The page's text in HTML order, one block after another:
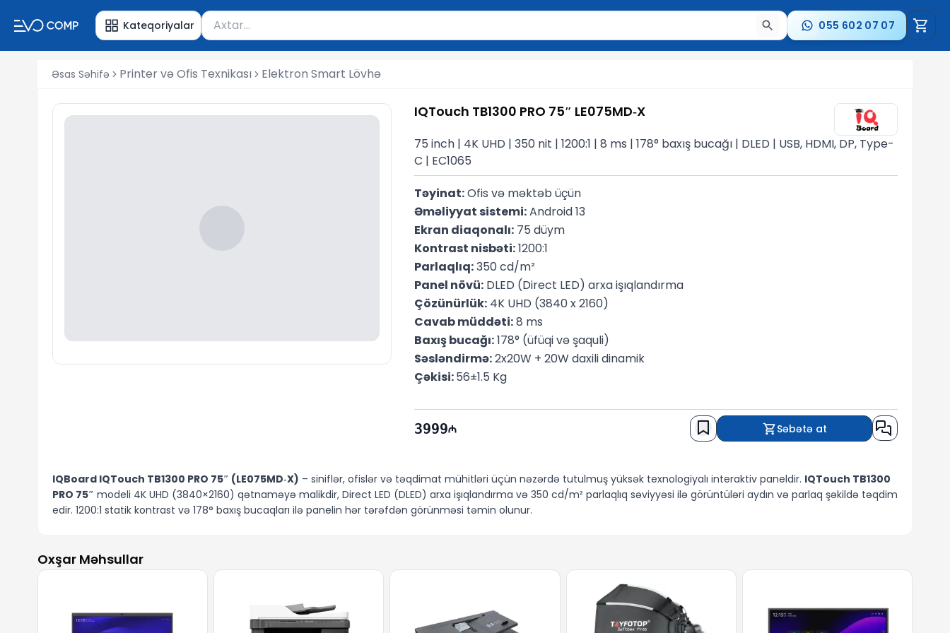
Kateqoriyalar Məhsul axtar
Axtarış üçün ən azı 2 simvol yazın. Göndərmək üçün Enter düyməsini basın və ya nəticələr arasında keçid etmək üçün ox
055 602 07 07
Əsas Səhifə Printer və Ofis Texnikası Elektron Smart Lövhə
IQTouch TB1300 PRO 75″ LE075MD‑X
75 inch | 4K UHD | 350 nit | 1200:1 | 8 ms | 178° baxış bucağı | DLED | USB, HDMI, DP, Type-
C | EC1065
Təyinat: Ofis və məktəb üçün
Əməliyyat sistemi: Android 13
Ekran diaqonalı: 75 düym
Kontrast nisbəti: 1200:1
Parlaqlıq: 350 cd/m²
Panel növü: DLED (Direct LED) arxa işıqlandırma
Çözünürlük: 4K UHD (3840 x 2160)
Cavab müddəti: 8 ms
Baxış bucağı: 178° (üfüqi və şaquli)
Səsləndirmə: 2x20W + 20W daxili dinamik
Çəkisi: 56±1.5 Kg
3999 Səbətə at
IQBoard IQTouch TB1300 PRO 75″ (LE075MD‑X) – siniflər, ofislər və təqdimat mühitləri üçün nəzərdə tutulmuş yüksək texnologiyalı interaktiv paneldir. IQTouch TB1300
PRO 75″ modeli 4K UHD (3840×2160) qətnaməyə malikdir, Direct LED (DLED) arxa işıqlandırma və 350 cd/m² parlaqlıq səviyyəsi ilə görüntüləri aydın və parlaq şəkildə təqdim
edir. 1200:1 statik kontrast və 178° baxış bucaqları ilə panelin hər tərəfdən görünməsi təmin olunur.
istifadə zamanı yüksək dəqiqlik təmin edir.
əməliyyat sistemi ilə işləyir. Cihazda 8 GB RAM və 128 GB daxili yaddaş mövcuddur ki, bu da bir çox tətbiqlərin rahat və
sürətli istifadəsinə şərait yaradır. Panel üzərində yerləşdirilmiş 48 MP kamera və 8 mikrofonlu matris sayəsində video dərslər və görüşlər üçün ideal şərait yaradılır. Daxili
səsgücləndiricilər (2x20W + 1x20W sabvufer) isə yüksək səs keyfiyyəti təmin edir.
Oxşar Məhsullar